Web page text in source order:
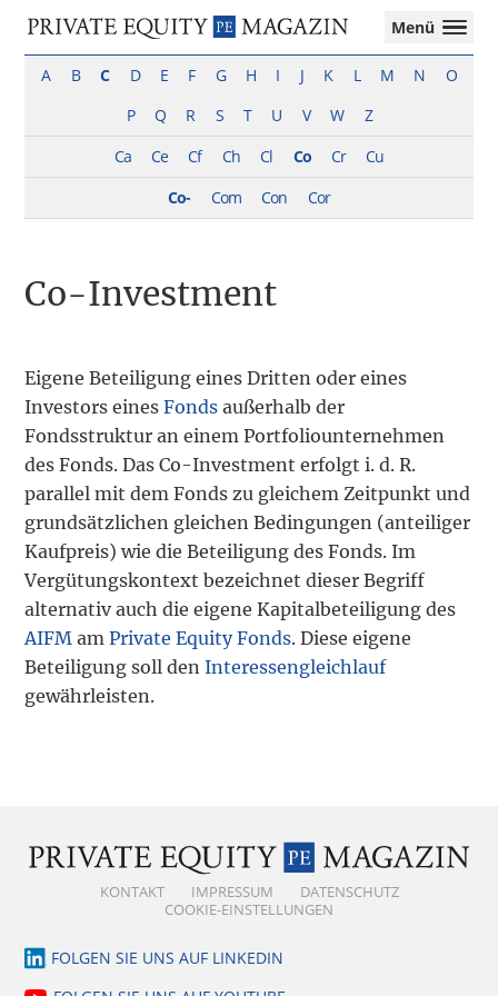
Zur
Zum
Private
Equity
Magazin
Das
Onlinemagazin
Equity-
–
I
Tax
Menü
A B C D E F G H I J K L M N
O
P
Q R S T U V W
Z
Ca
Ce Cf Ch Cl Co Cr
Cu
Co-
Com Con Cor
Co-Investment
Eigene Beteiligung eines Dritten oder eines
Investors einesFonds außerhalb der
Fondsstruktur an einem Portfoliounternehmen
des Fonds. Das Co-Investment erfolgt i. d. R.
parallel mit dem Fonds zu gleichem Zeitpunkt und
grundsätzlichen gleichen Bedingungen (anteiliger
Kaufpreis) wie die Beteiligung des Fonds. Im
Vergütungskontext bezeichnet dieser Begriff
alternativ auch die eigene Kapitalbeteiligung des
AIFM amPrivate Equity Fonds. Diese eigene
Beteiligung soll denInteressengleichlauf
gewährleisten.
KONTAKT IMPRESSUM
DATENSCHUTZ
COOKIE-EINSTELLUNGEN
FOLGEN SIE UNS AUF LINKEDIN